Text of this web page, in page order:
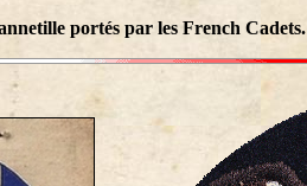
portés par les French Cadets.